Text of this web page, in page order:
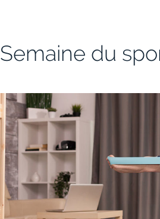
Semaine du